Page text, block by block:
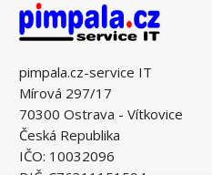
pimpala.cz-service IT
Mírová 297/17
70300 Ostrava - Vítkovice
Česká Republika
IČO: 10032096